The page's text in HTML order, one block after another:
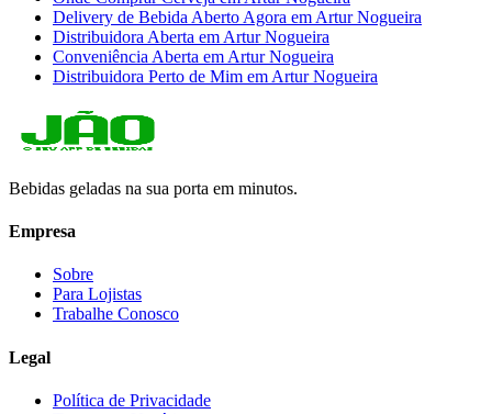
Delivery de Bebida Aberto Agora em Artur Nogueira
Distribuidora Aberta em Artur Nogueira
Conveniência Aberta em Artur Nogueira
Distribuidora Perto de Mim em Artur Nogueira
Bebidas geladas na sua porta em minutos.
Empresa
Sobre
Para Lojistas
Trabalhe Conosco
Legal
Política de Privacidade